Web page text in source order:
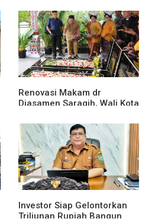
Masyarakat
Renovasi Makam dr
Djasamen Saragih, Wali Kota
Nilai Perjuangan Tokoh
Bangsa
Investor Siap Gelontorkan
Triliunan Rupiah Bangun